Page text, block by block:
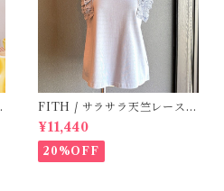
FITH / サラサラ天竺レースT
シャツ (BL) / 145・155
¥11,440
20%OFF